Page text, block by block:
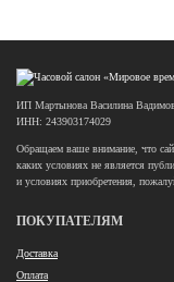
ИП Мартынова Василина
ИНН: 243903174029
Обращаем ваше внимание, что
каких условиях не является
и условиях приобретения,
ПОКУПАТЕЛЯМ
Доставка
Оплата